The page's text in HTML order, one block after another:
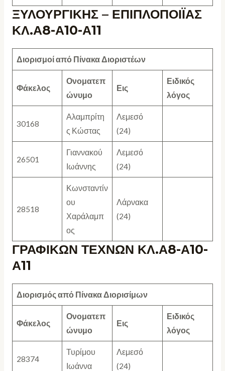
ΞΥΛΟΥΡΓΙΚΗΣ – ΕΠΙΠΛΟΠΟΙΪΑΣ
ΚΛ.Α8-Α10-Α11
Διορισμοί από Πίνακα Διοριστέων
Φάκελος
Ονοματεπ
ώνυμο
Εις
Ειδικός
λόγος
30168
Αλαμπρίτη
ς Κώστας
Λεμεσό
(24)
26501
Γιαννακού
Ιωάννης
Λεμεσό
(24)
28518
Κωνσταντίν
ου
Χαράλαμπ
ος
Λάρνακα
(24)
ΓΡΑΦΙΚΩΝ ΤΕΧΝΩΝ ΚΛ.Α8-Α10-
Α11
Διορισμός από Πίνακα Διορισίμων
Φάκελος
Ονοματεπ
ώνυμο
Εις
Ειδικός
λόγος
28374
Τυρίμου
Ιωάννα
Λεμεσό
(24)